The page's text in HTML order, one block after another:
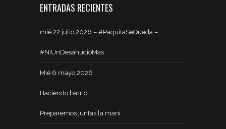
ENTRADAS RECIENTES
mié 22 julio 2026 – #PaquitaSeQueda –
#NiUnDesahucioMas
Mié 6 mayo 2026
Haciendo barrio
Preparemos juntas la mani